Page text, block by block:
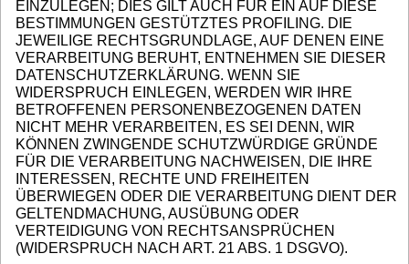
EINZULEGEN; DIES GILT AUCH FÜR EIN AUF DIESE
BESTIMMUNGEN GESTÜTZTES PROFILING. DIE
JEWEILIGE RECHTSGRUNDLAGE, AUF DENEN EINE
VERARBEITUNG BERUHT, ENTNEHMEN SIE DIESER
DATENSCHUTZERKLÄRUNG. WENN SIE
WIDERSPRUCH EINLEGEN, WERDEN WIR IHRE
BETROFFENEN PERSONENBEZOGENEN DATEN
NICHT MEHR VERARBEITEN, ES SEI DENN, WIR
KÖNNEN ZWINGENDE SCHUTZWÜRDIGE GRÜNDE
FÜR DIE VERARBEITUNG NACHWEISEN, DIE IHRE
INTERESSEN, RECHTE UND FREIHEITEN
ÜBERWIEGEN ODER DIE VERARBEITUNG DIENT DER
GELTENDMACHUNG, AUSÜBUNG ODER
VERTEIDIGUNG VON RECHTSANSPRÜCHEN
(WIDERSPRUCH NACH ART. 21 ABS. 1 DSGVO).